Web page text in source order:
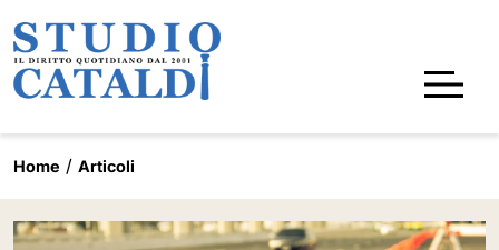
Home Articoli